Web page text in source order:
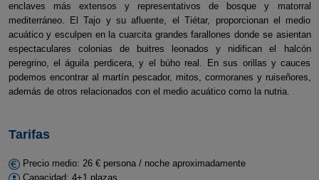
enclaves más extensos y representativos de bosque y matorral
mediterráneo. El Tajo y su afluente, el Tiétar, proporcionan el medio
acuático y esculpen en la cuarcita grandes farallones donde se asientan
espectaculares colonias de buitres leonados y nidifican el halcón
peregrino, el águila perdicera, y el búho real. En sus orillas y cauces
podemos encontrar al martín pescador, mitos, cormoranes y ruiseñores,
además de otros relacionados con el medio acuático como la nutria.
Tarifas
Precio medio: 26 € persona / noche aproximadamente
Capacidad: 4+1 plazas